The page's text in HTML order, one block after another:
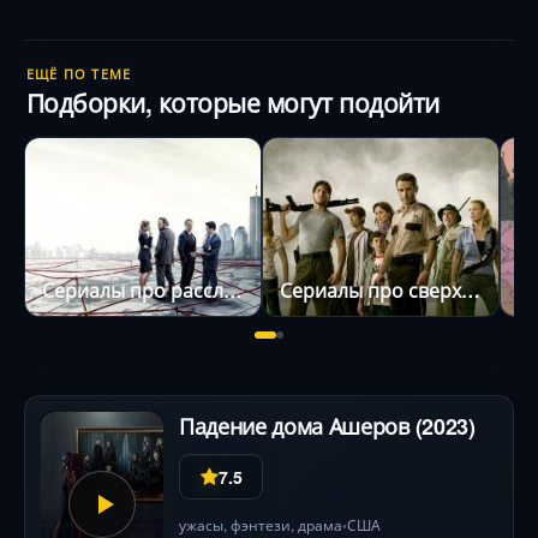
ЕЩЁ ПО ТЕМЕ
Подборки, которые могут подойти
Сериалы про расследования Сериалы про сверхъестественное
Падение дома Ашеров (2023)
7.5
ужасы, фэнтези, драма•США